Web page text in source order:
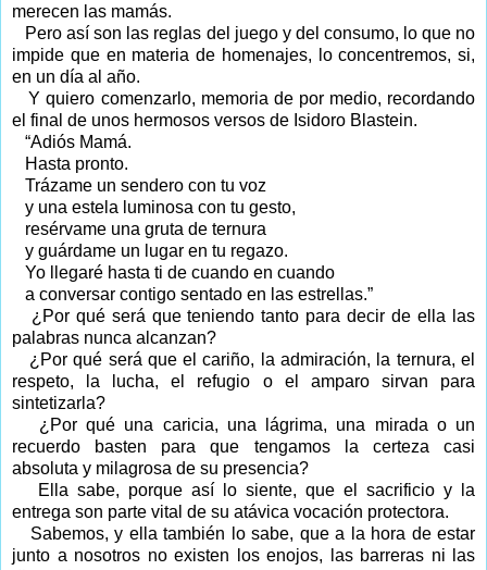
merecen las mamás.
Pero así son las reglas del juego y del consumo, lo que no
impide que en materia de homenajes, lo concentremos, si,
en un día al año.
Y quiero comenzarlo, memoria de por medio, recordando
el final de unos hermosos versos de Isidoro Blastein.
“Adiós Mamá.
Hasta pronto.
Trázame un sendero con tu voz
y una estela luminosa con tu gesto,
resérvame una gruta de ternura
y guárdame un lugar en tu regazo.
Yo llegaré hasta ti de cuando en cuando
a conversar contigo sentado en las estrellas.”
¿Por qué será que teniendo tanto para decir de ella las
palabras nunca alcanzan?
¿Por qué será que el cariño, la admiración, la ternura, el
respeto, la lucha, el refugio o el amparo sirvan para
sintetizarla?
¿Por qué una caricia, una lágrima, una mirada o un
recuerdo basten para que tengamos la certeza casi
absoluta y milagrosa de su presencia?
Ella sabe, porque así lo siente, que el sacrificio y la
entrega son parte vital de su atávica vocación protectora.
Sabemos, y ella también lo sabe, que a la hora de estar
junto a nosotros no existen los enojos, las barreras ni las